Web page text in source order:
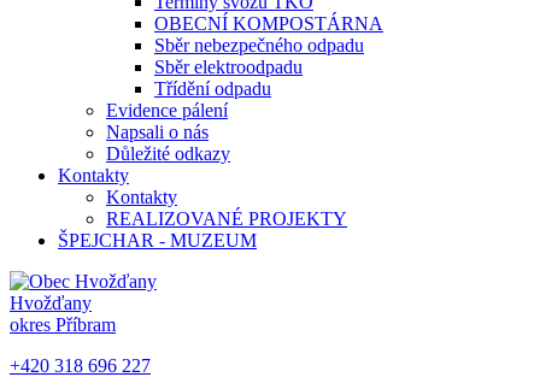
OBECNÍ KOMPOSTÁRNA
Sběr nebezpečného odpadu
Sběr elektroodpadu
Třídění odpadu
Evidence pálení
Napsali o nás
Důležité odkazy
Kontakty
Kontakty
REALIZOVANÉ PROJEKTY
ŠPEJCHAR - MUZEUM
Hvožďany
okres Příbram
+420 318 696 227